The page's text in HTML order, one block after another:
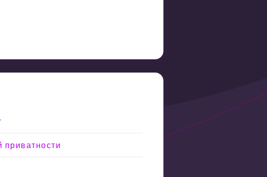
приватности